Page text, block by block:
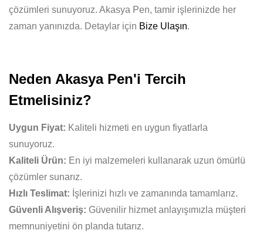
çözümleri sunuyoruz. Akasya Pen, tamir işlerinizde her
zaman yanınızda. Detaylar için Bize Ulaşın.
Neden Akasya Pen'i Tercih
Etmelisiniz?
Uygun Fiyat: Kaliteli hizmeti en uygun fiyatlarla
sunuyoruz.
Kaliteli Ürün: En iyi malzemeleri kullanarak uzun ömürlü
çözümler sunarız.
Hızlı Teslimat: İşlerinizi hızlı ve zamanında tamamlarız.
Güvenli Alışveriş: Güvenilir hizmet anlayışımızla müşteri
memnuniyetini ön planda tutarız.